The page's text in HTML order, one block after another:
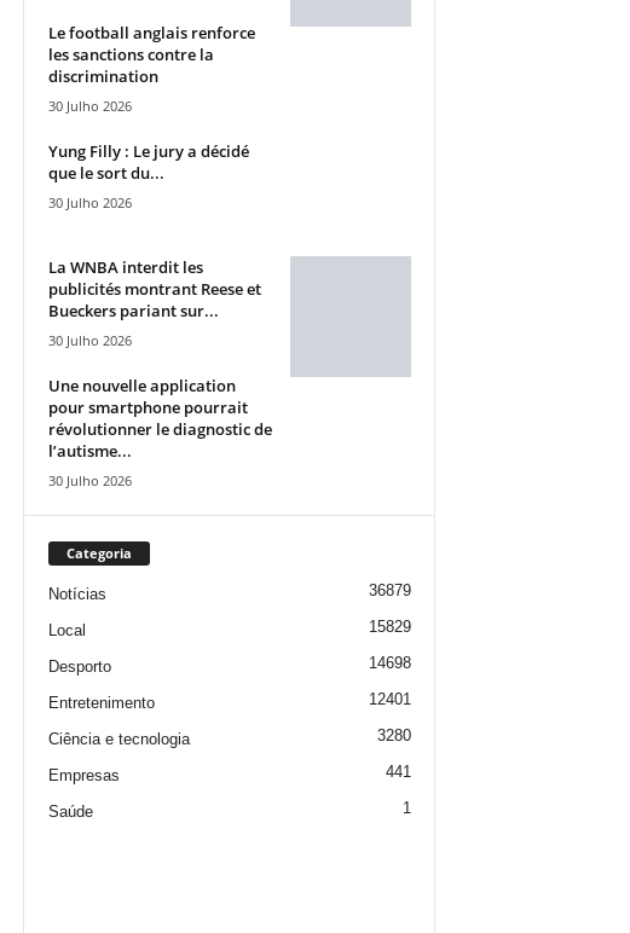
Le football anglais renforce
les sanctions contre la
discrimination
30 Julho 2026
Yung Filly : Le jury a décidé
que le sort du...
30 Julho 2026
La WNBA interdit les
publicités montrant Reese et
Bueckers pariant sur...
30 Julho 2026
Une nouvelle application
pour smartphone pourrait
révolutionner le diagnostic de
l’autisme...
30 Julho 2026
Categoria
Notícias 36879
Local 15829
Desporto 14698
Entretenimento 12401
Ciência e tecnologia 3280
Empresas 441
Saúde 1